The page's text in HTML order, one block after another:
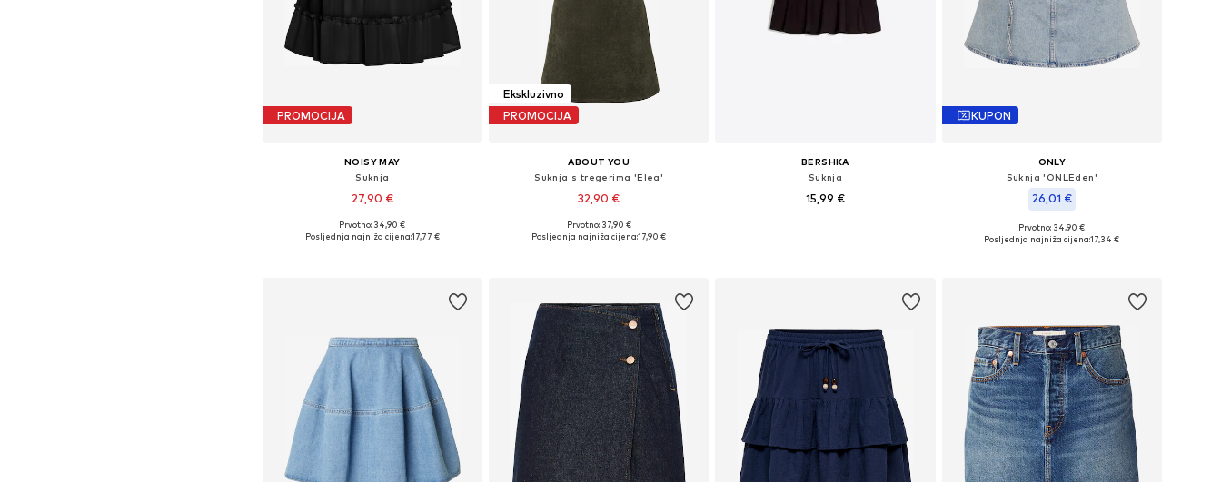
PROMOCIJA
NOISY MAY
Suknja
27,90 €
Dostupne veličine: 34, 36, 38, 40, 42
Prvotno: 34,90 €
Posljednja najniža cijena:17,77 €
Ekskluzivno
PROMOCIJA
ABOUT YOU
Suknja s tregerima 'Elea'
32,90 €
Dostupne veličine: XS, S, M, L, XL, XXL
Prvotno: 37,90 €
Posljednja najniža cijena:17,90 €
BERSHKA
Suknja
15,99 €
KUPON
ONLY
Suknja 'ONLEden'
26,01 €
Dostupne veličine: 34, 36, 38, 40
Prvotno: 34,90 €
Posljednja najniža cijena:17,34 €